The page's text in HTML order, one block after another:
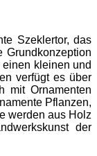
Szeklertor, das
kleinen und
verfügt es über
mit Ornamenten
Pflanzen,
werden aus Holz
der